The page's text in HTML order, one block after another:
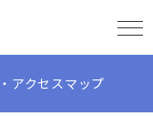
アクセスマップ